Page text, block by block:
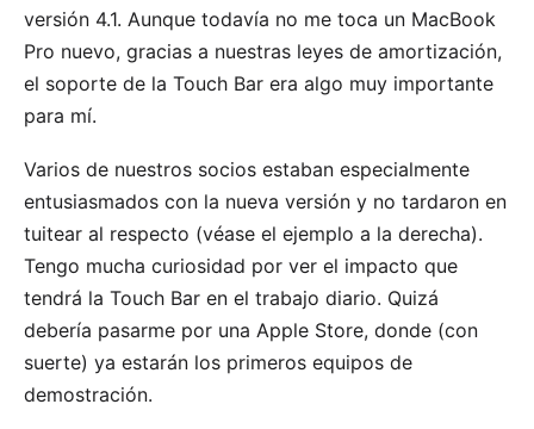
versión 4.1. Aunque todavía no me toca un MacBook
Pro nuevo, gracias a nuestras leyes de amortización,
el soporte de la Touch Bar era algo muy importante
para mí.
Varios de nuestros socios estaban especialmente
entusiasmados con la nueva versión y no tardaron en
tuitear al respecto (véase el ejemplo a la derecha).
Tengo mucha curiosidad por ver el impacto que
tendrá la Touch Bar en el trabajo diario. Quizá
debería pasarme por una Apple Store, donde (con
suerte) ya estarán los primeros equipos de
demostración.